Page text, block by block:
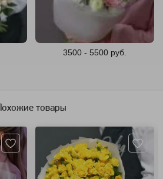
3500 - 5500 руб.
Похожие товары